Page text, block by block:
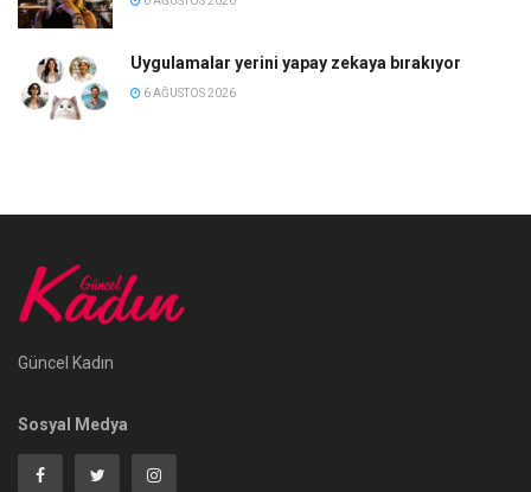
Uygulamalar yerini yapay zekaya bırakıyor
6 AĞUSTOS 2026
Güncel Kadın
Sosyal Medya